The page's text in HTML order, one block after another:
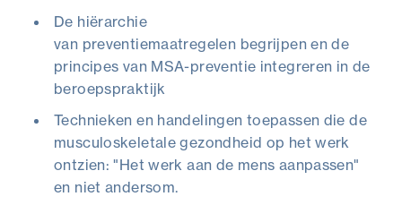
De hiërarchie
van preventiemaatregelen begrijpen en de
principes van MSA-preventie integreren in de
beroepspraktijk
Technieken en handelingen toepassen die de
musculoskeletale gezondheid op het werk
ontzien: "Het werk aan de mens aanpassen"
en niet andersom.